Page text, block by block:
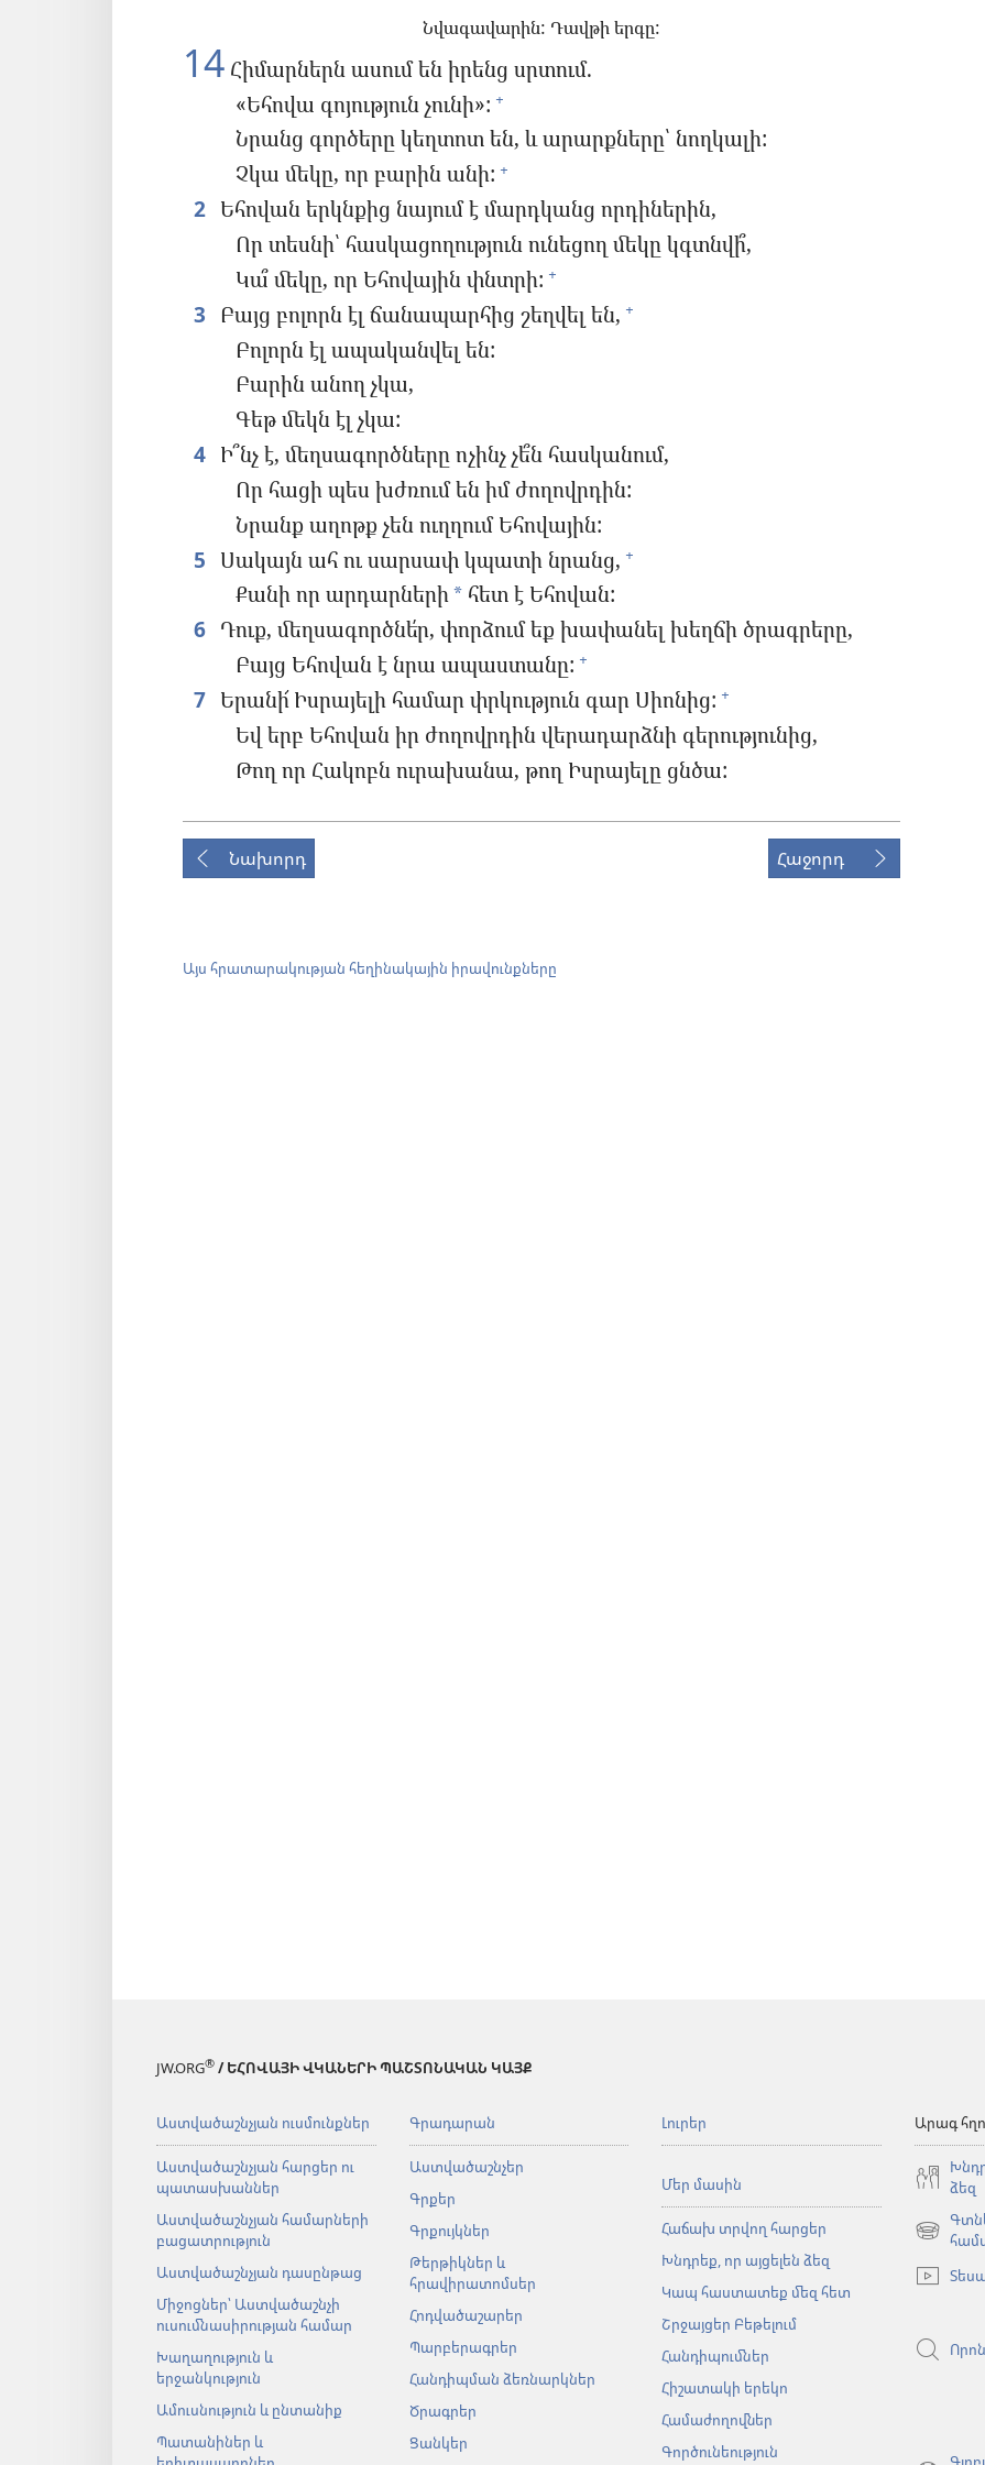
Նվագավարին: Դավթի երգը:
14 Հիմարներն ասում են իրենց սրտում.
«Եհովա գոյություն չունի»: +
Նրանց գործերը կեղտոտ են, և արարքները՝ նողկալի:
Չկա մեկը, որ բարին անի: +
2 Եհովան երկնքից նայում է մարդկանց որդիներին,
Որ տեսնի՝ հասկացողություն ունեցող մեկը կգտնվի՞,
Կա՞ մեկը, որ Եհովային փնտրի: +
3 Բայց բոլորն էլ ճանապարհից շեղվել են, +
Բոլորն էլ ապականվել են:
Բարին անող չկա,
Գեթ մեկն էլ չկա:
4 Ի՞նչ է, մեղսագործները ոչինչ չե՞ն հասկանում,
Որ հացի պես խժռում են իմ ժողովրդին:
Նրանք աղոթք չեն ուղղում Եհովային:
5 Սակայն ահ ու սարսափ կպատի նրանց, +
Քանի որ արդարների* հետ է Եհովան:
6 Դուք, մեղսագործնե՛ր, փորձում եք խափանել խեղճի ծրագրերը,
Բայց Եհովան է նրա ապաստանը: +
7 Երանի՜ Իսրայելի համար փրկություն գար Սիոնից: +
Եվ երբ Եհովան իր ժողովրդին վերադարձնի գերությունից,
Թող որ Հակոբն ուրախանա, թող Իսրայելը ցնծա:
Նախորդ Հաջորդ
Այս հրատարակության հեղինակային իրավունքները
JW.ORG® / ԵՀՈՎԱՅԻ ՎԿԱՆԵՐԻ ՊԱՇՏՈՆԱԿԱՆ ԿԱՅՔ
Աստվածաշնչյան ուսմունքներ
Աստվածաշնչյան հարցեր ու
պատասխաններ
Աստվածաշնչյան համարների
բացատրություն
Աստվածաշնչյան դասընթաց
Միջոցներ՝ Աստվածաշնչի
ուսումնասիրության համար
Խաղաղություն և
երջանկություն
Ամուսնություն և ընտանիք
Պատանիներ և
Գրադարան
Աստվածաշնչեր
Գրքեր
Գրքույկներ
Թերթիկներ և
հրավիրատոմսեր
Հոդվածաշարեր
Պարբերագրեր
Հանդիպման ձեռնարկներ
Ծրագրեր
Ցանկեր
Լուրեր
Մեր մասին
Հաճախ տրվող հարցեր
Խնդրեք, որ այցելեն ձեզ
Կապ հաստատեք մեզ հետ
Շրջայցեր Բեթելում
Հանդիպումներ
Հիշատակի երեկո
Համաժողովներ
Գործունեություն
Արագ
ձեզ
(բացվում
նոր